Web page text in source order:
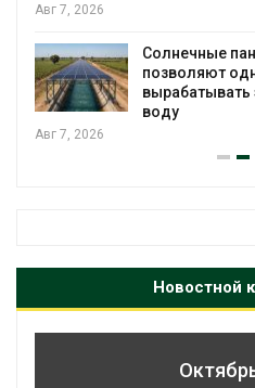
Авг 7, 2026
Солнечные
позволяют
вырабатывать
воду
Авг 7, 2026
Новостной